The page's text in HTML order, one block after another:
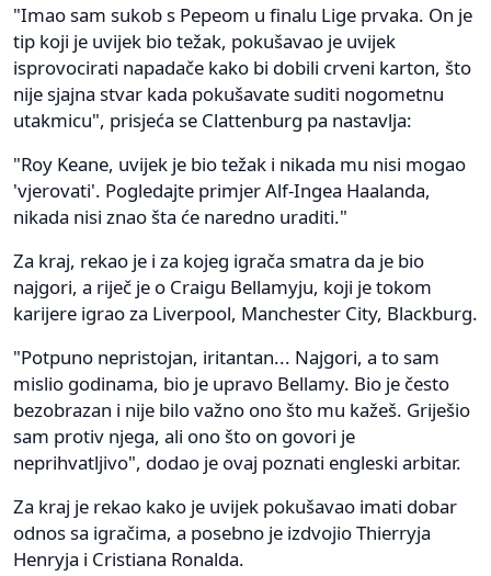
"Imao sam sukob s Pepeom u finalu Lige prvaka. On je
tip koji je uvijek bio težak, pokušavao je uvijek
isprovocirati napadače kako bi dobili crveni karton, što
nije sjajna stvar kada pokušavate suditi nogometnu
utakmicu", prisjeća se Clattenburg pa nastavlja:
"Roy Keane, uvijek je bio težak i nikada mu nisi mogao
'vjerovati'. Pogledajte primjer Alf-Ingea Haalanda,
nikada nisi znao šta će naredno uraditi."
Za kraj, rekao je i za kojeg igrača smatra da je bio
najgori, a riječ je o Craigu Bellamyju, koji je tokom
karijere igrao za Liverpool, Manchester City, Blackburg.
"Potpuno nepristojan, iritantan... Najgori, a to sam
mislio godinama, bio je upravo Bellamy. Bio je često
bezobrazan i nije bilo važno ono što mu kažeš. Griješio
sam protiv njega, ali ono što on govori je
neprihvatljivo", dodao je ovaj poznati engleski arbitar.
Za kraj je rekao kako je uvijek pokušavao imati dobar
odnos sa igračima, a posebno je izdvojio Thierryja
Henryja i Cristiana Ronalda.